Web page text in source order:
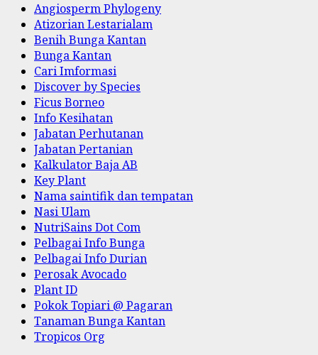
Angiosperm Phylogeny
Atizorian Lestarialam
Benih Bunga Kantan
Bunga Kantan
Cari Imformasi
Discover by Species
Ficus Borneo
Info Kesihatan
Jabatan Perhutanan
Jabatan Pertanian
Kalkulator Baja AB
Key Plant
Nama saintifik dan tempatan
Nasi Ulam
NutriSains Dot Com
Pelbagai Info Bunga
Pelbagai Info Durian
Perosak Avocado
Plant ID
Pokok Topiari @ Pagaran
Tanaman Bunga Kantan
Tropicos Org